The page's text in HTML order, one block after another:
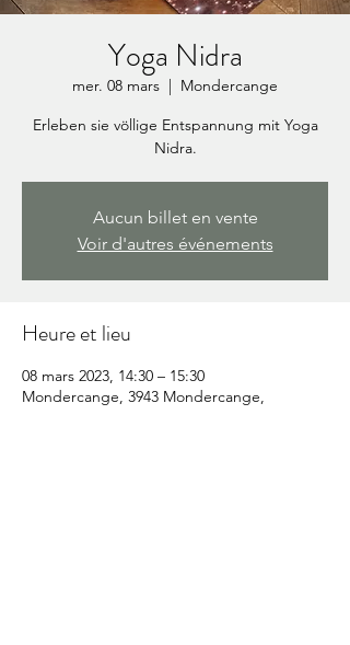
Yoga Nidra
mer. 08 mars
  |
Mondercange
Erleben sie völlige Entspannung mit Yoga
Nidra.
Aucun billet en vente
Voir d'autres événements
Heure et lieu
08 mars 2023, 14:30 – 15:30
Mondercange, 3943 Mondercange,